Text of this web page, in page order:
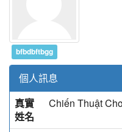
bfbdbftbgg
個人訊息
真實
姓名
Chiến Thuật